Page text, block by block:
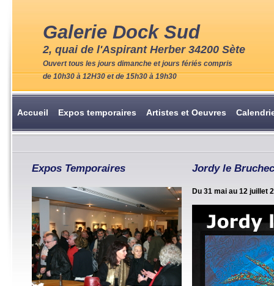
Galerie Dock Sud
2, quai de l'Aspirant Herber 34200 Sète
Ouvert tous les jours dimanche et jours fériés compris
de 10h30 à 12H30 et de 15h30 à 19h30
Accueil Expos temporaires Artistes et Oeuvres
Expos Temporaires Jordy le Bruchec
Du 31 mai au 12 juillet